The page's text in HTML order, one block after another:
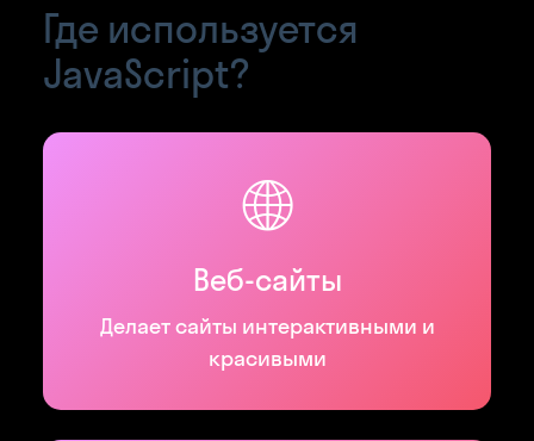
Где используется
JavaScript?
🌐
Веб-сайты
Делает сайты интерактивными и
красивыми